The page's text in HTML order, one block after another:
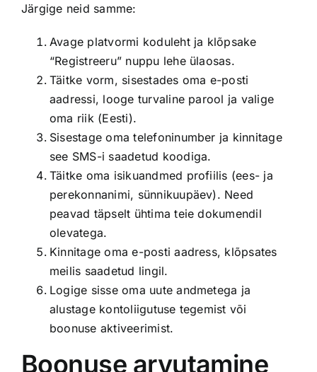
Järgige neid samme:
Avage platvormi koduleht ja klõpsake
“Registreeru” nuppu lehe ülaosas.
Täitke vorm, sisestades oma e-posti
aadressi, looge turvaline parool ja valige
oma riik (Eesti).
Sisestage oma telefoninumber ja kinnitage
see SMS-i saadetud koodiga.
Täitke oma isikuandmed profiilis (ees- ja
perekonnanimi, sünnikuupäev). Need
peavad täpselt ühtima teie dokumendil
olevatega.
Kinnitage oma e-posti aadress, klõpsates
meilis saadetud lingil.
Logige sisse oma uute andmetega ja
alustage kontoliigutuse tegemist või
boonuse aktiveerimist.
Boonuse arvutamine